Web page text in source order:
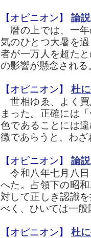
【オピニオン】 論説
暦の上では、一年
気のひとつ大暑を
者が一万人を超た
の影響が懸念され
【オピニオン】 杜
世相ゆゑ、よく買
まった。正確には
色であることには
徴であらうと、わ
【オピニオン】 論説
令和八年七月八日
へた。占領下の昭
対して正しき認識
べく、ひいては一
【オピニオン】 杜